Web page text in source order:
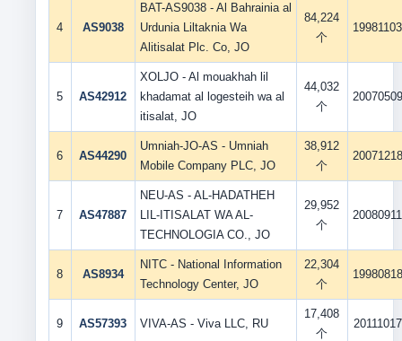
4 AS9038
BAT-AS9038 - Al Bahrainia al
Urdunia Liltaknia Wa
Alitisalat Plc. Co, JO
84,224
个
19981103
5 AS42912
XOLJO - Al mouakhah lil
khadamat al logesteih wa al
itisalat, JO
44,032
个
20070509
6 AS44290
Umniah-JO-AS - Umniah
Mobile Company PLC, JO
38,912
个
20071218
7 AS47887
NEU-AS - AL-HADATHEH
LIL-ITISALAT WA AL-
TECHNOLOGIA CO., JO
29,952
个
20080911
8 AS8934
NITC - National Information
Technology Center, JO
22,304
个
19980818
9 AS57393 VIVA-AS - Viva LLC, RU
17,408
个
20111017